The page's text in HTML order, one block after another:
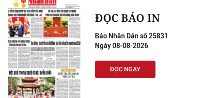
ĐỌC BÁO IN
Báo Nhân Dân số 25831
Ngày 08-08-2026
ĐỌC NGAY